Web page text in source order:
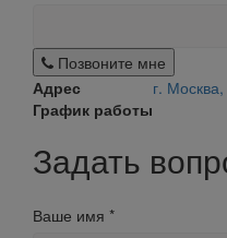
Позвоните мне
Адрес
г.
График работы
Задать
Ваше имя *